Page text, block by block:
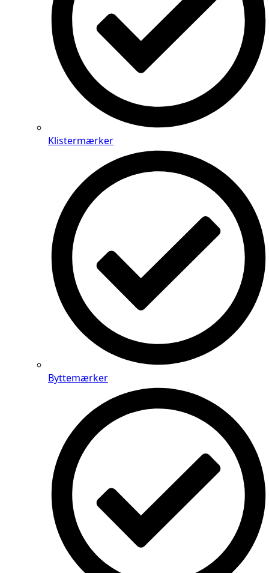
Klistermærker
Byttemærker